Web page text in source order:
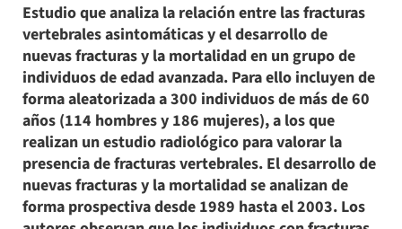
Estudio que analiza la relación entre las fracturas
vertebrales asintomáticas y el desarrollo de
nuevas fracturas y la mortalidad en un grupo de
individuos de edad avanzada. Para ello incluyen de
forma aleatorizada a 300 individuos de más de 60
años (114 hombres y 186 mujeres), a los que
realizan un estudio radiológico para valorar la
presencia de fracturas vertebrales. El desarrollo de
nuevas fracturas y la mortalidad se analizan de
forma prospectiva desde 1989 hasta el 2003. Los